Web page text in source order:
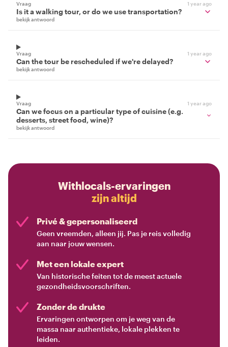
Vraag 1 year ago
Is it a walking tour, or do we use transportation?
bekijk antwoord
Vraag 1 year ago
Can the tour be rescheduled if we're delayed?
bekijk antwoord
Vraag 1 year ago
Can we focus on a particular type of cuisine (e.g.
desserts, street food, wine)?
bekijk antwoord
Withlocals-ervaringen
zijn altijd
Privé & gepersonaliseerd
Geen vreemden, alleen jij. Pas je reis volledig
aan naar jouw wensen.
Met een lokale expert
Van historische feiten tot de meest actuele
gezondheidsvoorschriften.
Zonder de drukte
Ervaringen ontworpen om je weg van de
massa naar authentieke, lokale plekken te
leiden.